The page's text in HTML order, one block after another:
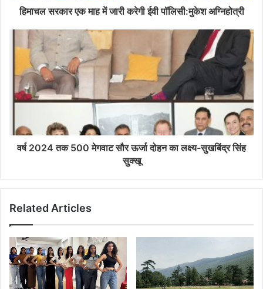
हिमाचल सरकार एक माह में जारी करेगी ईवी पॉलिसी:मुकेश अग्निहोत्री
वर्ष 2024 तक 500 मेगवाट सौर ऊर्जा दोहन का लक्ष्य-सुखबिंद्र सिंह
सुक्खू
Related Articles